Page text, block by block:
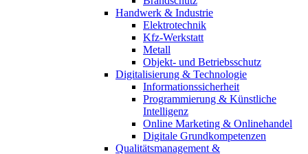
Handwerk & Industrie
Elektrotechnik
Kfz-Werkstatt
Metall
Objekt- und Betriebsschutz
Digitalisierung & Technologie
Informationssicherheit
Programmierung & Künstliche
Intelligenz
Online Marketing & Onlinehandel
Digitale Grundkompetenzen
Qualitätsmanagement &